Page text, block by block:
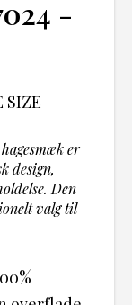
-
er
design,
Den
valg til